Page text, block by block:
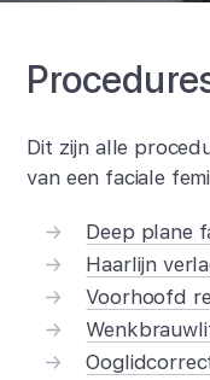
Dit zijn alle
van een faciale
Deep plane
Haarlijn
Voorhoofd